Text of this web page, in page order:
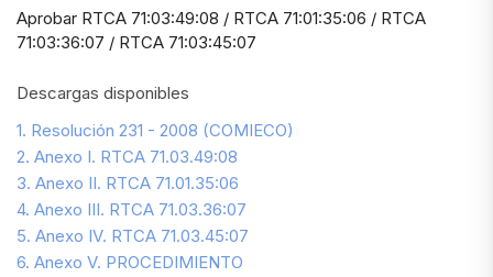
Aprobar RTCA 71:03:49:08 / RTCA 71:01:35:06 / RTCA
71:03:36:07 / RTCA 71:03:45:07
Descargas disponibles
1. Resolución 231 - 2008 (COMIECO)
2. Anexo I. RTCA 71.03.49:08
3. Anexo II. RTCA 71.01.35:06
4. Anexo III. RTCA 71.03.36:07
5. Anexo IV. RTCA 71.03.45:07
6. Anexo V. PROCEDIMIENTO